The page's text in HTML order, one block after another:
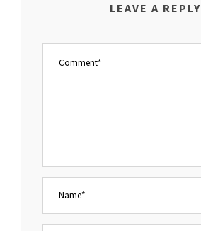
LEAVE A REPLY